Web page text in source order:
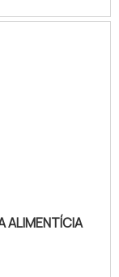
da bomba e
das .
ALIMENTÍCIA